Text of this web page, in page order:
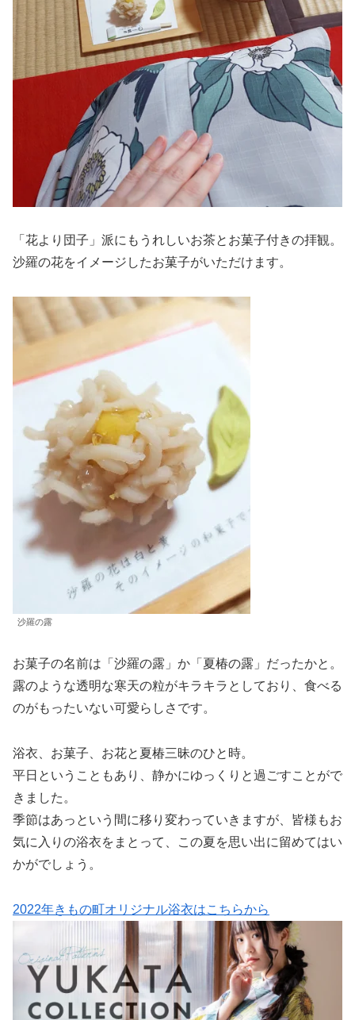
「花より団子」派にもうれしいお茶とお菓子付きの拝観。
沙羅の花をイメージしたお菓子がいただけます。
沙羅の露
お菓子の名前は「沙羅の露」か「夏椿の露」だったかと。
露のような透明な寒天の粒がキラキラとしており、食べる
のがもったいない可愛らしさです。
浴衣、お菓子、お花と夏椿三昧のひと時。
平日ということもあり、静かにゆっくりと過ごすことがで
きました。
季節はあっという間に移り変わっていきますが、皆様もお
気に入りの浴衣をまとって、この夏を思い出に留めてはい
かがでしょう。
2022年きもの町オリジナル浴衣はこちらから